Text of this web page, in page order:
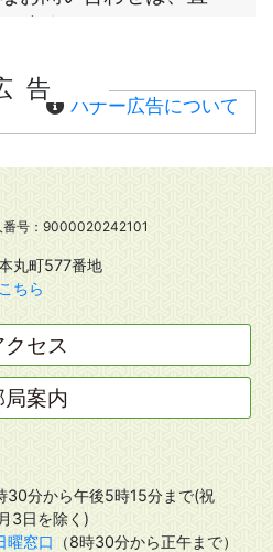
告
バナー広告について
番号：9000020242101
丸町577番地
ちら
クセス
局案内
30分から午後5時15分まで(祝
3日を除く)
曜窓口 （8時30分から正午まで）